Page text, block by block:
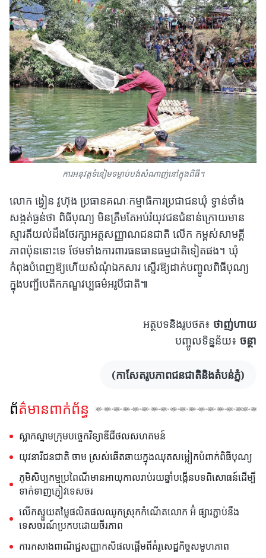
ការអនុវត្តទំនៀមទម្លាប់បង់សំណាញ់នៅក្នុងពិធី។
លោក ង្វៀន វូហ៊ុង ប្រធានគណៈកម្មាធិការប្រជាជនឃុំ ទ្វាន់ថាំង
សង្កត់ធ្ងន់ថា ពិធីបុណ្យ មិនត្រឹមតែអប់រំយុវជនជំនាន់ក្រោយមាន
ស្មារតីយល់ដឹងថែរក្សាអត្តសញ្ញាណជនជាតិ លើក កម្ពស់សាមគ្គី
ភាពប៉ុននោះទេ ថែមទាំងការពារធនធានធម្មជាតិទៀតផង។ ឃុំ
កំពុងបំពេញឱ្យហើយសំណុំឯកសារ ស្នើរឱ្យដាក់បញ្ចូលពិធីបុណ្យ
ក្នុងបញ្ជីបេតិកភណ្ឌវប្បធម៌អរូបីជាតិ៕
អត្ថបទនិងរូបថត៖ ថាញ់ហាយ
បញ្ចូលទិន្នន័យ៖ ចន្ថា
(កាសែតរូបភាពជនជាតិនិងតំបន់ភ្នំ)
ព័ត៌មានពាក់ព័ន្ធ
ស្លាកស្នាមក្រុមបច្ចេកវិទ្យាឌីជីថលសហគមន៍
យុវនារីជនជាតិ ចាម ស្រស់ឆើតឆាយក្នុងឈុតសម្លៀកបំពាក់ពិធីបុណ្យ
ភូមិសិប្បកម្មប្រពៃណីមានអាយុកាលរាប់រយឆ្នាំបង្កើនបទពិសោធន៍ដើម្បី
ទាក់ទាញភ្ញៀវទេសចរ
លើកស្ទួយតម្លៃផលិតផលឈូកស្រុកកំណើតលោក អ៊ំ ផ្សារភ្ជាប់នឹង
ទេសចរណ៍ប្រកបដោយចីរភាព
ការកសាងពាណិជ្ជសញ្ញាកសិផលផ្តើមពីគំរូសេដ្ឋកិច្ចសមូហភាព